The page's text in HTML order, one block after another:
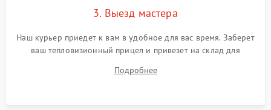
3. Выезд мастера
Наш курьер приедет к вам в удобное для вас время. Заберет
ваш тепловизионный прицел и привезет на склад для
Подробнее